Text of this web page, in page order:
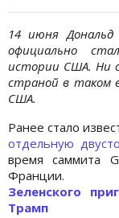
14 июня
официально
истории США. Ни
страной в таком
США.
Ранее стало
отдельную
время саммита
Франции.
Зеленского
Трамп